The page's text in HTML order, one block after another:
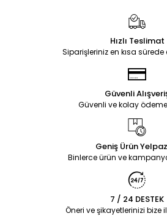
Hızlı Teslimat
Siparişleriniz en kısa sürede
Güvenli
Güvenli ve kolay
Geniş Ürün
Binlerce ürün ve
7 / 24 DESTEK
Öneri ve şikayetlerinizi bize